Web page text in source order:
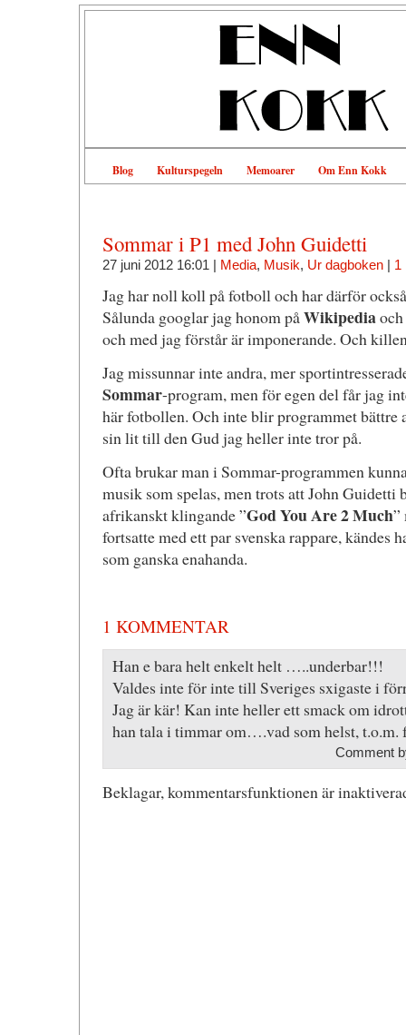
Blog Kulturspegeln Memoarer Om Enn Kokk
Sommar i P1 med John Guidetti
27 juni 2012 16:01 | Media, Musik, Ur dagboken| 1
Jag har noll koll på fotboll och har därför
Sålunda googlar jag honom påWikipediaoch
och med jag förstår är imponerande. Och
Jag missunnar inte andra, mer
Sommar-program, men för egen del får jag
här fotbollen. Och inte blir programmet bättre
sin lit till den Gud jag heller inte tror på.
Ofta brukar man i Sommar-programmen
musik som spelas, men trots att John Guidetti
afrikanskt klingande ”God You Are 2 Much”
fortsatte med ett par svenska rappare, kändes
som ganska enahanda.
1 KOMMENTAR
Han e bara helt enkelt helt …..underbar!!!
Valdes inte för inte till Sveriges sxigaste i
Jag är kär! Kan inte heller ett smack om
han tala i timmar om….vad som helst,
Comment
Beklagar, kommentarsfunktionen är